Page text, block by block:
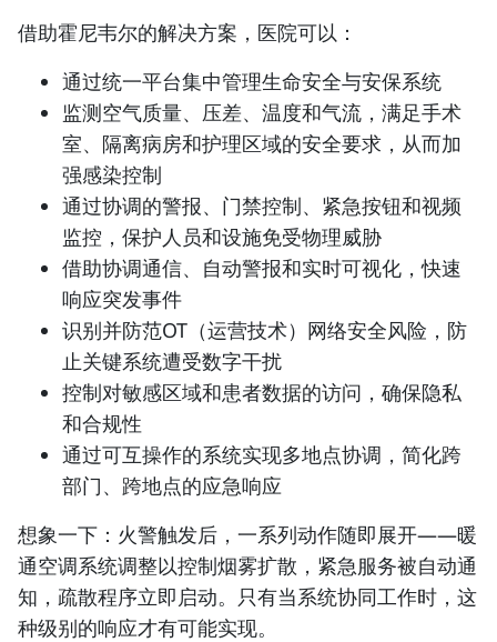
借助霍尼韦尔的解决方案，医院可以：
通过统一平台集中管理生命安全与安保系统
监测空气质量、压差、温度和气流，满足手术
室、隔离病房和护理区域的安全要求，从而加
强感染控制
通过协调的警报、门禁控制、紧急按钮和视频
监控，保护人员和设施免受物理威胁
借助协调通信、自动警报和实时可视化，快速
响应突发事件
识别并防范OT（运营技术）网络安全风险，防
止关键系统遭受数字干扰
控制对敏感区域和患者数据的访问，确保隐私
和合规性
通过可互操作的系统实现多地点协调，简化跨
部门、跨地点的应急响应
想象一下：火警触发后，一系列动作随即展开——暖
通空调系统调整以控制烟雾扩散，紧急服务被自动通
知，疏散程序立即启动。只有当系统协同工作时，这
种级别的响应才有可能实现。